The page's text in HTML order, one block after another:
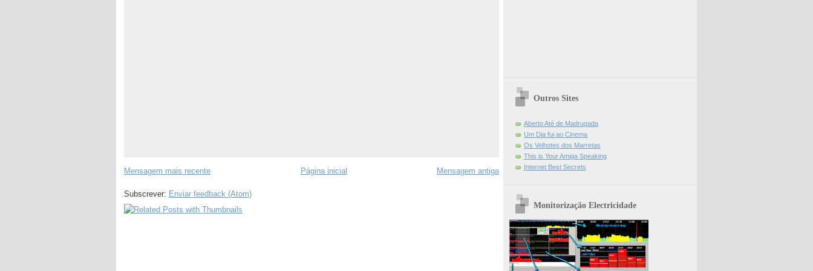
Mensagem mais recente Mensagem antiga
Página inicial
Subscrever: Enviar feedback (Atom)
Outros Sites
Aberto Até de Madrugada
Um Dia fui ao Cinema
Os Velhotes dos Marretas
This is Your Amiga Speaking
Internet Best Secrets
Monitorização Electricidade